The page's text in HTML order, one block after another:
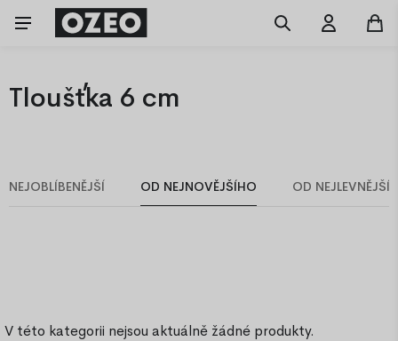
Tloušťka 6 cm
NEJOBLÍBENĚJŠÍ OD NEJNOVĚJŠÍHO OD
V této kategorii nejsou aktuálně žádné produkty.